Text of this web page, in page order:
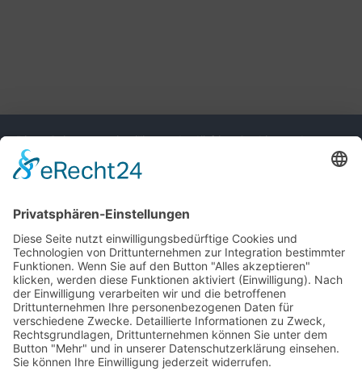
Diese Seite nutzt einwilligungsbedürftige Cookies und
Technologien von Drittunternehmen zur Integration
bestimmter Funktionen. Wenn Sie auf den Button "Alles
(Einwilligung). Nach der Einwilligung verarbeiten wir und die
betroffenen Drittunternehmen Ihre personenbezogenen Daten
für verschiedene Zwecke. Detaillierte Informationen zu
Zweck, Rechtsgrundlagen, Drittunternehmen können Sie
unter dem Button "Mehr" und in unserer
Datenschutzerklärung einsehen. Sie können Ihre Einwilligung
jederzeit widerrufen.
VERWEIGERN